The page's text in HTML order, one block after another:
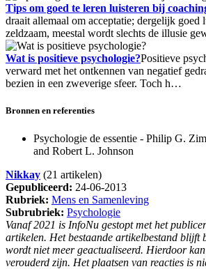
Tips om goed te leren luisteren bij
draait allemaal om acceptatie; dergelijk goed
zeldzaam, meestal wordt slechts de illusie
Wat is positieve psychologie?Positieve
verward met het ontkennen van negatief
bezien in een zweverige sfeer. Toch h…
Bronnen en referenties
Psychologie de essentie - Philip G.
and Robert L. Johnson
Nikkay (21 artikelen)
Gepubliceerd: 24-06-2013
Rubriek: Mens en Samenleving
Subrubriek: Psychologie
Vanaf 2021 is InfoNu gestopt met het
artikelen. Het bestaande artikelbestand blijft
wordt niet meer geactualiseerd. Hierdoor
verouderd zijn. Het plaatsen van reacties is